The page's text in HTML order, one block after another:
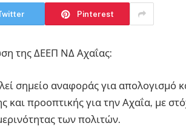
Pinterest
της ΔΕΕΠ ΝΔ Αχαΐας:
σημείο αναφοράς για απολογισμό
και προοπτικής για την Αχαΐα, με
των πολιτών.